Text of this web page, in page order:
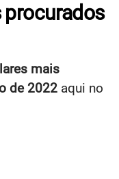
procurados
mais
de 2022 aqui no